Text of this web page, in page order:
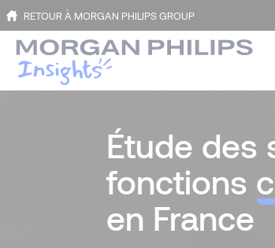
RETOUR À MORGAN PHILIPS GROUP
Étude des
fonctions
en France